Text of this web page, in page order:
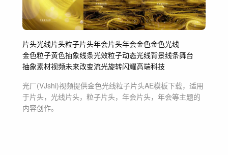
片头光线片头粒子片头年会片头年会金色金色光线
金色粒子黄色抽象线条光效粒子动态光线背景线条舞台
抽象素材视频未来改变流光旋转闪耀高端科技
光厂(VJshi)视频提供金色光线粒子片头AE模板下载，适用
于片头，光线片头，粒子片头，年会片头，年会等主题的
内容创作。